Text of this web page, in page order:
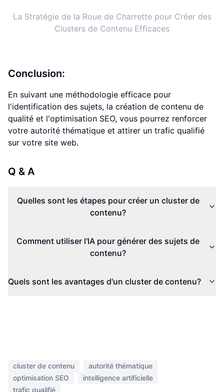
La Stratégie de la Roue de Charrette pour Créer des
Clusters de Contenu Efficaces
Conclusion:
En suivant une méthodologie efficace pour
l'identification des sujets, la création de contenu de
qualité et l'optimisation SEO, vous pourrez renforcer
votre autorité thématique et attirer un trafic qualifié
sur votre site web.
Q & A
Quelles sont les étapes pour créer un cluster de
contenu?
Comment utiliser l'IA pour générer des sujets de
contenu?
Quels sont les avantages d'un cluster de contenu?
cluster de contenu
autorité thématique
optimisation SEO
intelligence artificielle
trafic qualifié